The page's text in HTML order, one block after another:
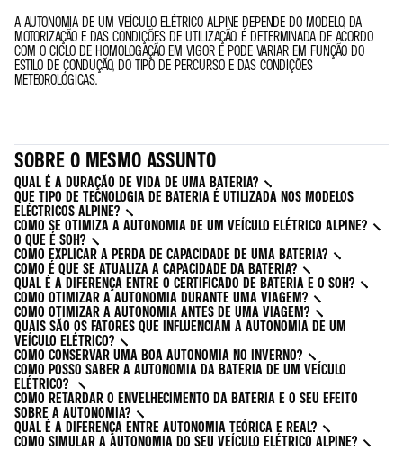
A AUTONOMIA DE UM VEÍCULO ELÉTRICO ALPINE DEPENDE DO MODELO, DA
MOTORIZAÇÃO E DAS CONDIÇÕES DE UTILIZAÇÃO. É DETERMINADA DE ACORDO
COM O CICLO DE HOMOLOGAÇÃO EM VIGOR E PODE VARIAR EM FUNÇÃO DO
ESTILO DE CONDUÇÃO, DO TIPO DE PERCURSO E DAS CONDIÇÕES
METEOROLÓGICAS.
SOBRE O MESMO ASSUNTO
QUAL É A DURAÇÃO DE VIDA DE UMA BATERIA?
QUE TIPO DE TECNOLOGIA DE BATERIA É UTILIZADA NOS MODELOS
ELÉCTRICOS ALPINE?
COMO SE OTIMIZA A AUTONOMIA DE UM VEÍCULO ELÉTRICO ALPINE?
O QUE É SOH?
COMO EXPLICAR A PERDA DE CAPACIDADE DE UMA BATERIA?
COMO É QUE SE ATUALIZA A CAPACIDADE DA BATERIA?
QUAL É A DIFERENÇA ENTRE O CERTIFICADO DE BATERIA E O SOH?
COMO OTIMIZAR A AUTONOMIA DURANTE UMA VIAGEM?
COMO OTIMIZAR A AUTONOMIA ANTES DE UMA VIAGEM?
QUAIS SÃO OS FATORES QUE INFLUENCIAM A AUTONOMIA DE UM
VEÍCULO ELÉTRICO?
COMO CONSERVAR UMA BOA AUTONOMIA NO INVERNO?
COMO POSSO SABER A AUTONOMIA DA BATERIA DE UM VEÍCULO
ELÉTRICO?
COMO RETARDAR O ENVELHECIMENTO DA BATERIA E O SEU EFEITO
SOBRE A AUTONOMIA?
QUAL É A DIFERENÇA ENTRE AUTONOMIA TEÓRICA E REAL?
COMO SIMULAR A AUTONOMIA DO SEU VEÍCULO ELÉTRICO ALPINE?